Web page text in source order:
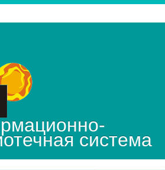
система